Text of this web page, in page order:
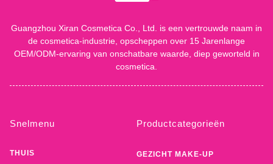
Guangzhou Xiran Cosmetica Co., Ltd. is een vertrouwde naam in
de cosmetica-industrie, opscheppen over 15 Jarenlange
OEM/ODM-ervaring van onschatbare waarde, diep geworteld in
cosmetica.
Snelmenu
THUIS
Productcategorieën
GEZICHT MAKE-UP